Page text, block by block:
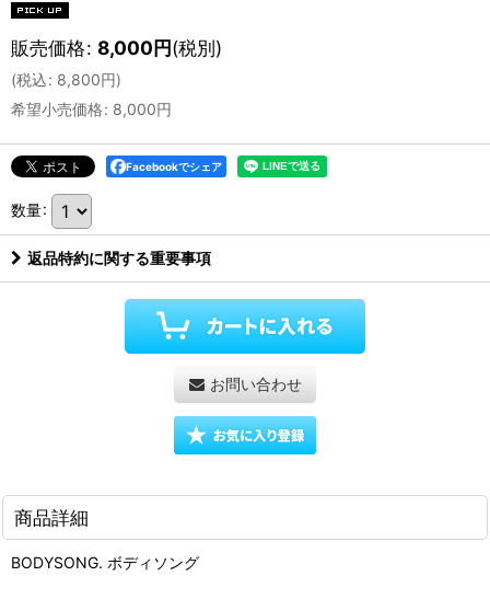
販売価格: 8,000円(税別)
(税込: 8,800円)
希望小売価格: 8,000円
Facebookでシェア
数量:
返品特約に関する重要事項
お問い合わせ
商品詳細
BODYSONG. ボディソング